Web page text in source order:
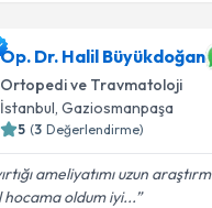
Op. Dr. Halil Büyükdoğan
Ortopedi ve Travmatoloji
İstanbul, Gaziosmanpaşa
5 (3 Değerlendirme)
ameliyatımı uzun
hocama oldum iyi...